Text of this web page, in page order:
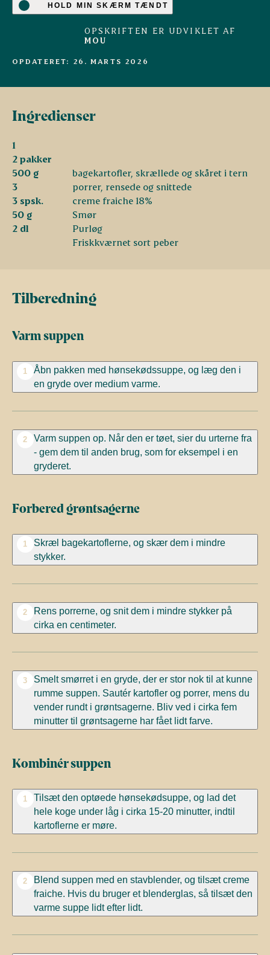
HOLD MIN SKÆRM TÆNDT
OPSKRIFTEN ER UDVIKLET AF
MOU
OPDATERET: 26. MARTS 2026
Ingredienser
1
2 pakker
500 g
bagekartofler, skrællede og skåret i tern
3
porrer, rensede og snittede
3 spsk.
creme fraiche 18%
50 g
Smør
2 dl
Purløg
Friskkværnet sort peber
Tilberedning
Varm suppen
1
Åbn pakken med hønsekødssuppe, og læg den i
en gryde over medium varme.
2
Varm suppen op. Når den er tøet, sier du urterne fra
- gem dem til anden brug, som for eksempel i en
gryderet.
Forbered grøntsagerne
1
Skræl bagekartoflerne, og skær dem i mindre
stykker.
2
Rens porrerne, og snit dem i mindre stykker på
cirka en centimeter.
3
Smelt smørret i en gryde, der er stor nok til at kunne
rumme suppen. Sautér kartofler og porrer, mens du
vender rundt i grøntsagerne. Bliv ved i cirka fem
minutter til grøntsagerne har fået lidt farve.
Kombinér suppen
1
Tilsæt den optøede hønsekødsuppe, og lad det
hele koge under låg i cirka 15-20 minutter, indtil
kartoflerne er møre.
2
Blend suppen med en stavblender, og tilsæt creme
fraiche. Hvis du bruger et blenderglas, så tilsæt den
varme suppe lidt efter lidt.